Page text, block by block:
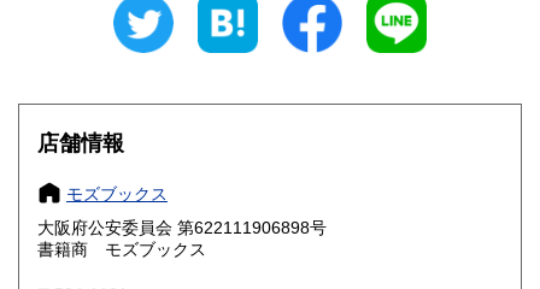
198円 福井県
198円 198円
岐阜県
愛知県
滋賀県
店舗情報
モズブックス
大阪府公安委員会 第622111906898号
書籍商 モズブックス